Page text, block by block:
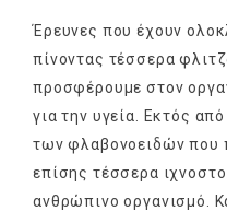
Έρευνες που έχουν
πίνοντας τέσσερα
προσφέρουμε στον
για την υγεία. Εκτός
των φλαβονοειδών που
επίσης τέσσερα
ανθρώπινο οργανισμό.